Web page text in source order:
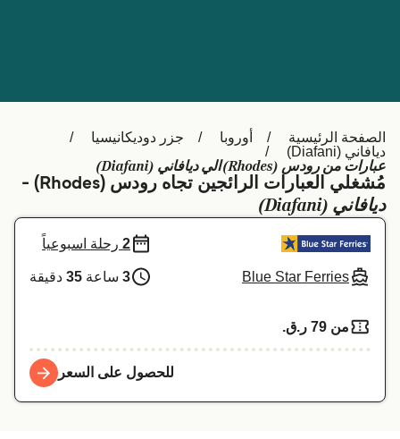
België (NL)
Ελλάδα
Belgique (FR)
Polska
Deutschland
Schweiz (DE)
Norge
Indonesia
Maroc (FR)
الصفحة الرئيسية أوروبا
جزر دوديكانيسيا
ديافاني (Diafani)
عبارات من رودس (Rhodes) الي ديافاني (Diafani)
مُشغلي العبارات الرائجين تجاه رودس (Rhodes) -
ديافاني (Diafani)
Blue Star Ferries
2 رحلة اسبوعياً
3 ساعة 35 دقيقة
من 79 ر.ق.‏
للحصول على السعر